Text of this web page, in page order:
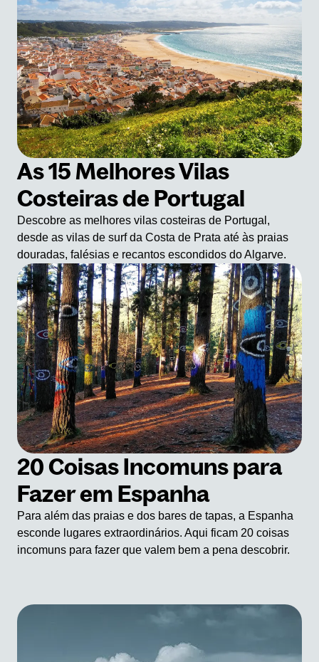
As 15 Melhores Vilas
Costeiras de Portugal
Descobre as melhores vilas costeiras de Portugal,
desde as vilas de surf da Costa de Prata até às praias
douradas, falésias e recantos escondidos do Algarve.
20 Coisas Incomuns para
Fazer em Espanha
Para além das praias e dos bares de tapas, a Espanha
esconde lugares extraordinários. Aqui ficam 20 coisas
incomuns para fazer que valem bem a pena descobrir.